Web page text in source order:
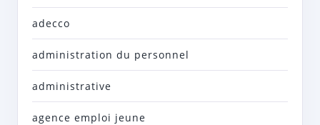
adecco
administration du personnel
administrative
agence emploi jeune